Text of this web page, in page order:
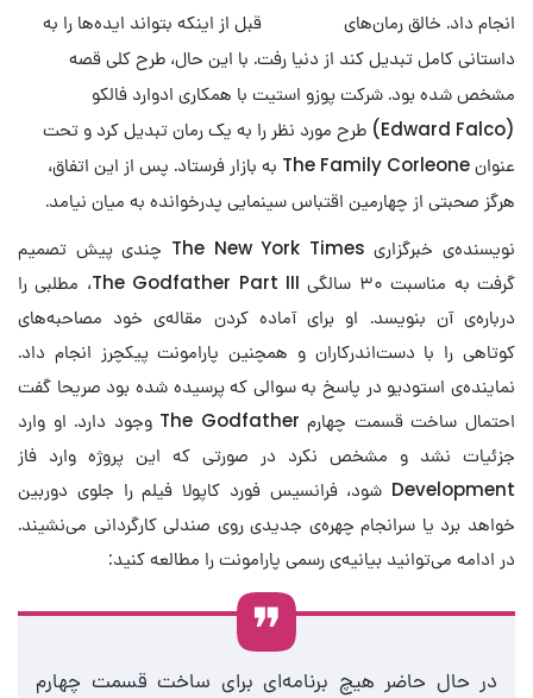
انجام داد. خالق رمان‌های
قبل از اینکه بتواند ایده‌ها را به
داستانی کامل تبدیل کند از دنیا رفت. با این حال، طرح کلی قصه
مشخص شده بود. شرکت پوزو استیت با همکاری ادوارد فالکو
(Edward Falco) طرح مورد نظر را به یک رمان تبدیل کرد و تحت
عنوان The Family Corleone به بازار فرستاد. پس از این اتفاق،
هرگز صحبتی از چهارمین اقتباس سینمایی پدرخوانده به میان نیامد.
نویسنده‌ی خبرگزاری The New York Times چندی پیش تصمیم
گرفت به مناسبت ۳۰ سالگی The Godfather Part III، مطلبی را
درباره‌ی آن بنویسد. او برای آماده کردن مقاله‌ی خود مصاحبه‌های
کوتاهی را با دست‌اندرکاران و همچنین پارامونت پیکچرز انجام داد.
نماینده‌ی استودیو در پاسخ به سوالی که پرسیده شده بود صریحا گفت
احتمال ساخت قسمت چهارم The Godfather وجود دارد. او وارد
جزئیات نشد و مشخص نکرد در صورتی که این پروژه وارد فاز
Development شود، فرانسیس فورد کاپولا فیلم را جلوی دوربین
خواهد برد یا سرانجام چهره‌ی جدیدی روی صندلی کارگردانی می‌نشیند.
در ادامه می‌توانید بیانیه‌ی رسمی پارامونت را مطالعه کنید:
در حال حاضر هیچ برنامه‌ای برای ساخت قسمت چهارم